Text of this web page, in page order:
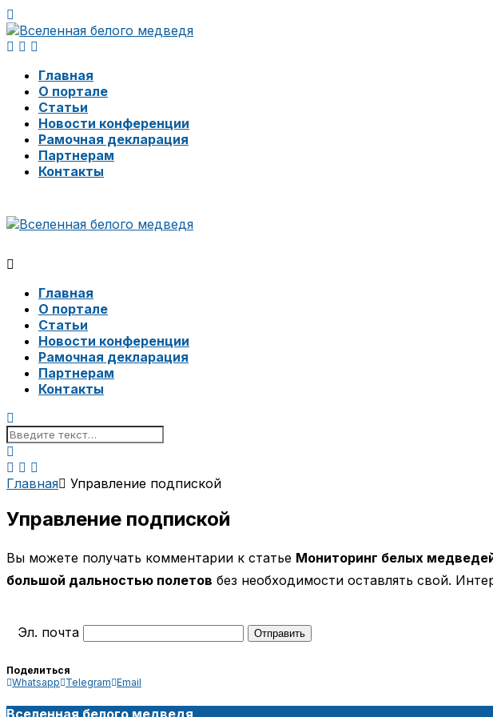
Главная
О портале
Статьи
Новости конференции
Рамочная декларация
Партнерам
Контакты
Главная
О портале
Статьи
Новости конференции
Рамочная декларация
Партнерам
Контакты
Главная Управление подпиской
Управление подпиской
Вы можете получать комментарии к статье Мониторинг белых
большой дальностью полетов без необходимости оставлять свой.
Эл. почта
Поделиться
Whatsapp Telegram Email
Вселенная белого медведя